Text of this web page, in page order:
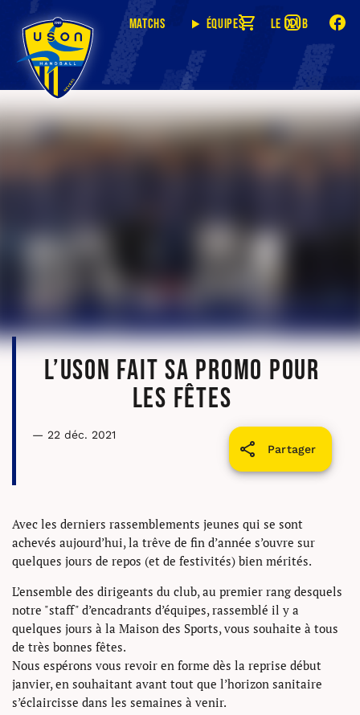
Matchs Équipes Le club
L’USON fait sa promo pour
les fêtes
Partager
— 22 déc. 2021
Avec les derniers rassemblements jeunes qui se sont
achevés aujourd’hui, la trêve de fin d’année s’ouvre sur
quelques jours de repos (et de festivités) bien mérités.
L’ensemble des dirigeants du club, au premier rang desquels
notre "staff" d’encadrants d’équipes, rassemblé il y a
quelques jours à la Maison des Sports, vous souhaite à tous
de très bonnes fêtes.
Nous espérons vous revoir en forme dès la reprise début
janvier, en souhaitant avant tout que l’horizon sanitaire
s’éclaircisse dans les semaines à venir.